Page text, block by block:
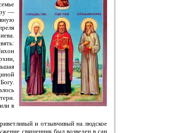
—
в
и отзывчивый на людское
священник был возведен в сан